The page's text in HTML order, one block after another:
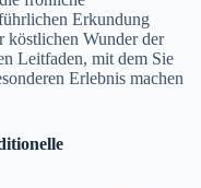
Erkundung
köstlichen Wunder der
Leitfaden, mit dem Sie
Erlebnis machen